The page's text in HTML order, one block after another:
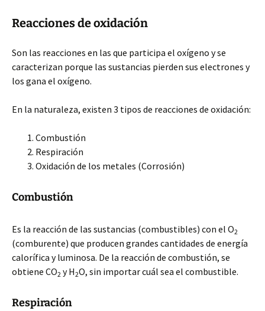
Reacciones de oxidación
Son las reacciones en las que participa el oxígeno y se
caracterizan porque las sustancias pierden sus electrones y
los gana el oxígeno.
En la naturaleza, existen 3 tipos de reacciones de oxidación:
Combustión
Respiración
Oxidación de los metales (Corrosión)
Combustión
Es la reacción de las sustancias (combustibles) con el O2
(comburente) que producen grandes cantidades de energía
calorífica y luminosa. De la reacción de combustión, se
obtiene CO2 y H2O, sin importar cuál sea el combustible.
Respiración